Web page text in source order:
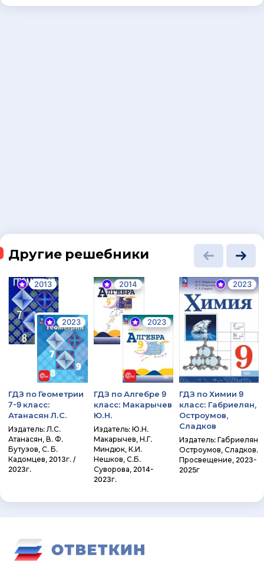
Другие решебники
2013
2023
ГДЗ по Геометрии
7-9 класс:
Атанасян Л.С.
Издатель: Л.С.
Атанасян, В. Ф.
Бутузов, С. Б.
Кадомцев, 2013г. /
2023г.
2014
2023
ГДЗ по Алгебре 9
класс: Макарычев
Ю.Н.
Издатель: Ю.Н.
Макарычев, Н.Г.
Миндюк, К.И.
Нешков, С.Б.
Суворова, 2014-
2023г.
2023
ГДЗ по Химии 9
класс: Габриелян,
Остроумов,
Сладков
Издатель: Габриелян
Остроумов, Сладков.
Просвещение, 2023-
2025г